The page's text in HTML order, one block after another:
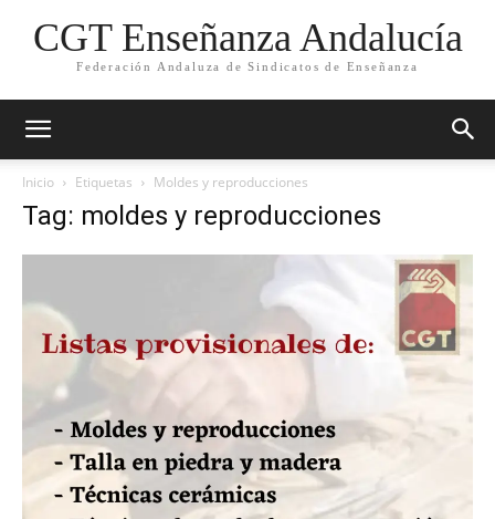
CGT Enseñanza Andalucía
Federación Andaluza de Sindicatos de Enseñanza
Inicio Etiquetas Moldes y reproducciones
Tag: moldes y reproducciones